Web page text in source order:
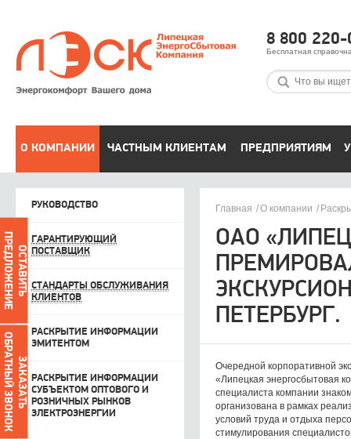
8 800
Бесплатная
О КОМПАНИИ ЧАСТНЫМ КЛИЕНТАМ ПРЕДПРИЯТИЯМ
Главная О компании
ОАО
ПЕТЕРБУРГ.
Очередной корпоративной
«Липецкая энергосбытовая
специалиста компании
организована в рамках
условий труда и отдыха
стимулирования
РУКОВОДСТВО
ГАРАНТИРУЮЩИЙ
ПОСТАВЩИК
СТАНДАРТЫ ОБСЛУЖИВАНИЯ
КЛИЕНТОВ
РАСКРЫТИЕ ИНФОРМАЦИИ
ЭМИТЕНТОМ
РАСКРЫТИЕ ИНФОРМАЦИИ
СУБЪЕКТОМ ОПТОВОГО И
РОЗНИЧНЫХ РЫНКОВ
ЭЛЕКТРОЭНЕРГИИ
ОСТАВИТЬ
ПРЕДЛОЖЕНИЕ
ЗАКАЗАТЬ
ОБРАТНЫЙ ЗВОНОК